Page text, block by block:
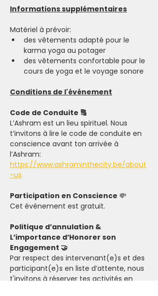
Informations supplémentaires
Matériel à prévoir:
des vêtements adapté pour le
karma yoga au potager
des vêtements confortable pour le
cours de yoga et le voyage sonore
Conditions de l'événement
Code de Conduite 🔠
L’Ashram est un lieu spirituel. Nous
t’invitons à lire le code de conduite en
conscience avant ton arrivée à
l’Ashram:
https://www.ashraminthecity.be/about
-us
Participation en Conscience 💸
Cet événement est gratuit.
Politique d’annulation &
L’importance d’Honorer son
Engagement 🤝
Par respect des intervenant(e)s et des
participant(e)s en liste d’attente, nous
t'invitons à réserver tes activités en